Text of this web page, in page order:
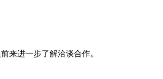
来进一步了解洽谈合作。